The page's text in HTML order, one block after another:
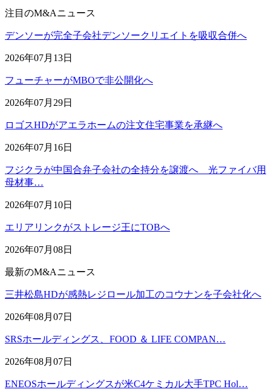
注目のM&Aニュース
デンソーが完全子会社デンソークリエイトを吸収合併へ
2026年07月13日
フューチャーがMBOで非公開化へ
2026年07月29日
ロゴスHDがアエラホームの注文住宅事業を承継へ
2026年07月16日
フジクラが中国合弁子会社の全持分を譲渡へ 光ファイバ用
母材事…
2026年07月10日
エリアリンクがストレージ王にTOBへ
2026年07月08日
最新のM&Aニュース
三井松島HDが感熱レジロール加工のコウナンを子会社化へ
2026年08月07日
SRSホールディングス、FOOD ＆ LIFE COMPAN…
2026年08月07日
ENEOSホールディングスが米C4ケミカル大手TPC Hol…